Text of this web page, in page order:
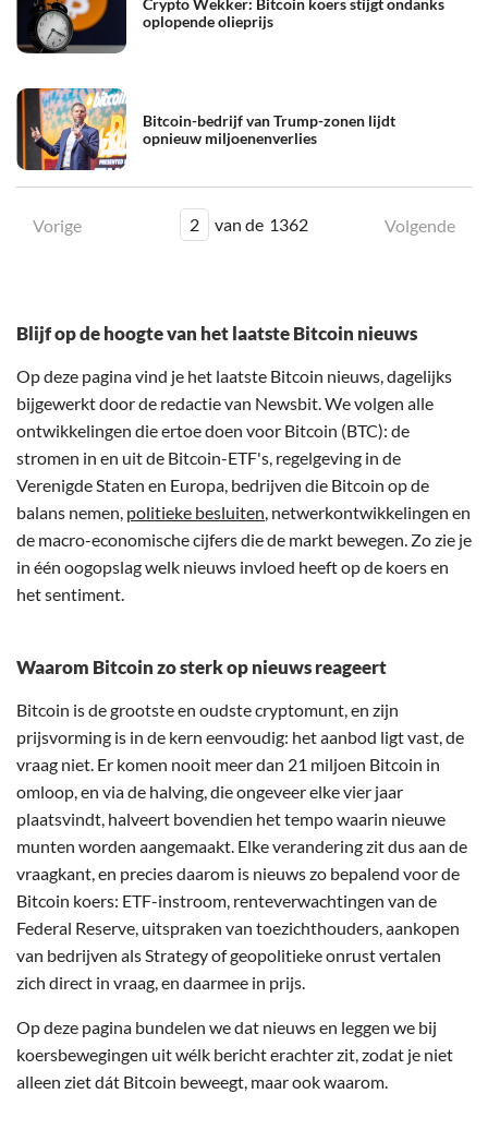
oplopende olieprijs
Bitcoin-bedrijf van Trump-zonen lijdt
opnieuw miljoenenverlies
Vorige 2 van de 1362 Volgende
Blijf op de hoogte van het laatste Bitcoin nieuws
Op deze pagina vind je het laatste Bitcoin nieuws, dagelijks
bijgewerkt door de redactie van Newsbit. We volgen alle
ontwikkelingen die ertoe doen voor Bitcoin (BTC): de
stromen in en uit de Bitcoin-ETF's, regelgeving in de
Verenigde Staten en Europa, bedrijven die Bitcoin op de
balans nemen, politieke besluiten, netwerkontwikkelingen en
de macro-economische cijfers die de markt bewegen. Zo zie je
in één oogopslag welk nieuws invloed heeft op de koers en
het sentiment.
Waarom Bitcoin zo sterk op nieuws reageert
Bitcoin is de grootste en oudste cryptomunt, en zijn
prijsvorming is in de kern eenvoudig: het aanbod ligt vast, de
vraag niet. Er komen nooit meer dan 21 miljoen Bitcoin in
omloop, en via de halving, die ongeveer elke vier jaar
plaatsvindt, halveert bovendien het tempo waarin nieuwe
munten worden aangemaakt. Elke verandering zit dus aan de
vraagkant, en precies daarom is nieuws zo bepalend voor de
Bitcoin koers: ETF-instroom, renteverwachtingen van de
Federal Reserve, uitspraken van toezichthouders, aankopen
van bedrijven als Strategy of geopolitieke onrust vertalen
zich direct in vraag, en daarmee in prijs.
Op deze pagina bundelen we dat nieuws en leggen we bij
koersbewegingen uit wélk bericht erachter zit, zodat je niet
alleen ziet dát Bitcoin beweegt, maar ook waarom.